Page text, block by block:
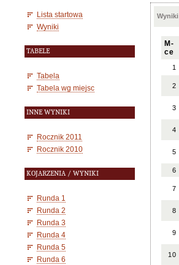
Lista startowa
Wyniki
TABELE
Tabela
Tabela wg miejsc
INNE WYNIKI
Rocznik 2011
Rocznik 2010
KOJARZENIA / WYNIKI
Runda 1
Runda 2
Runda 3
Runda 4
Runda 5
Runda 6
M-
ce
1
2
3
4
5
6
7
8
9
10